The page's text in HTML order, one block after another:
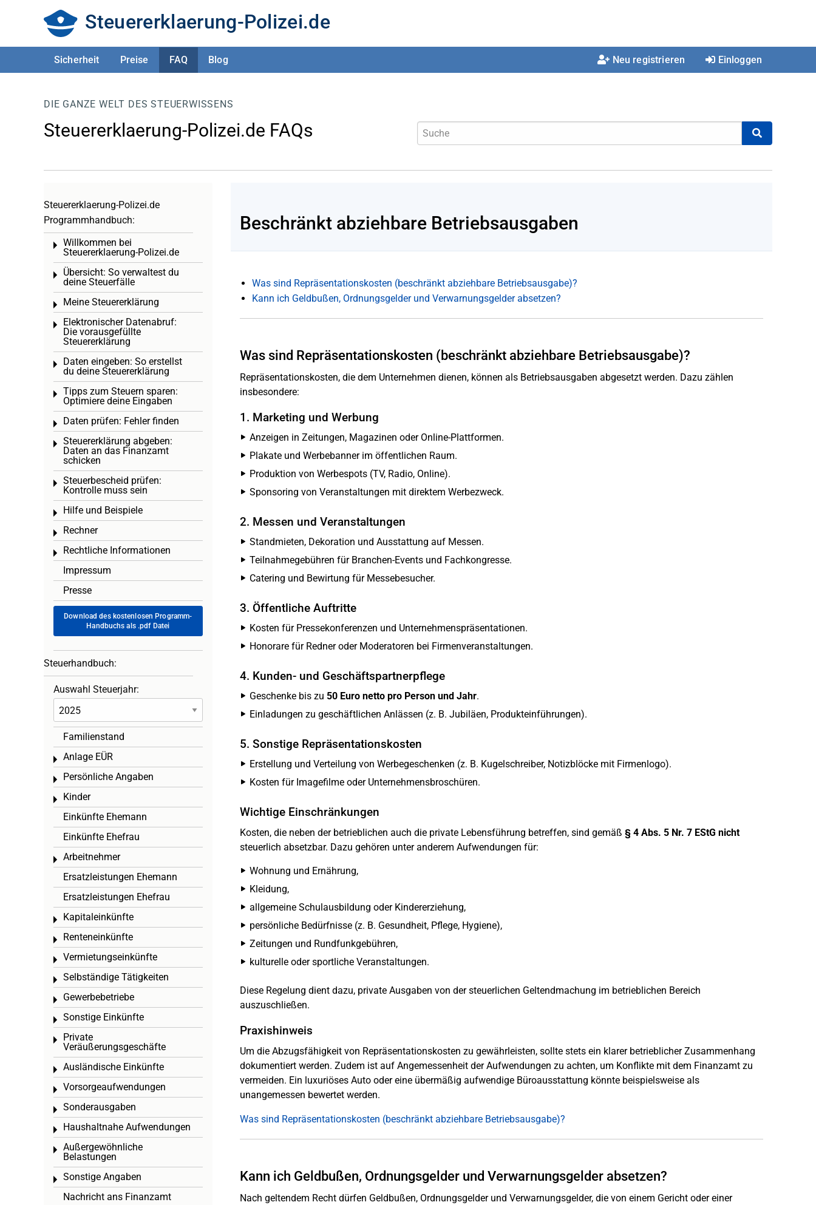
Steuererklaerung-Polizei.de
Sicherheit Preise FAQ Blog Neu registrieren Einloggen
DIE GANZE WELT DES STEUERWISSENS
Steuererklaerung-Polizei.de FAQs
Beschränkt abziehbare Betriebsausgaben
Was sind Repräsentationskosten (beschränkt abziehbare Betriebsausgabe)?
Kann ich Geldbußen, Ordnungsgelder und Verwarnungsgelder absetzen?
Was sind Repräsentationskosten (beschränkt abziehbare Betriebsausgabe)?
Repräsentationskosten, die dem Unternehmen dienen, können als Betriebsausgaben abgesetzt werden. Dazu zählen
insbesondere:
1. Marketing und Werbung
Anzeigen in Zeitungen, Magazinen oder Online-Plattformen.
Plakate und Werbebanner im öffentlichen Raum.
Produktion von Werbespots (TV, Radio, Online).
Sponsoring von Veranstaltungen mit direktem Werbezweck.
2. Messen und Veranstaltungen
Standmieten, Dekoration und Ausstattung auf Messen.
Teilnahmegebühren für Branchen-Events und Fachkongresse.
Catering und Bewirtung für Messebesucher.
3. Öffentliche Auftritte
Kosten für Pressekonferenzen und Unternehmenspräsentationen.
Honorare für Redner oder Moderatoren bei Firmenveranstaltungen.
4. Kunden- und Geschäftspartnerpflege
Geschenke bis zu 50 Euro netto pro Person und Jahr.
Einladungen zu geschäftlichen Anlässen (z. B. Jubiläen, Produkteinführungen).
5. Sonstige Repräsentationskosten
Erstellung und Verteilung von Werbegeschenken (z. B. Kugelschreiber, Notizblöcke mit Firmenlogo).
Kosten für Imagefilme oder Unternehmensbroschüren.
Wichtige Einschränkungen
Kosten, die neben der betrieblichen auch die private Lebensführung betreffen, sind gemäß § 4 Abs. 5 Nr. 7 EStG nicht
steuerlich absetzbar. Dazu gehören unter anderem Aufwendungen für:
Wohnung und Ernährung,
Kleidung,
allgemeine Schulausbildung oder Kindererziehung,
persönliche Bedürfnisse (z. B. Gesundheit, Pflege, Hygiene),
Zeitungen und Rundfunkgebühren,
kulturelle oder sportliche Veranstaltungen.
Diese Regelung dient dazu, private Ausgaben von der steuerlichen Geltendmachung im betrieblichen Bereich
auszuschließen.
Praxishinweis
Um die Abzugsfähigkeit von Repräsentationskosten zu gewährleisten, sollte stets ein klarer betrieblicher Zusammenhang
dokumentiert werden. Zudem ist auf Angemessenheit der Aufwendungen zu achten, um Konflikte mit dem Finanzamt zu
vermeiden. Ein luxuriöses Auto oder eine übermäßig aufwendige Büroausstattung könnte beispielsweise als
unangemessen bewertet werden.
Was sind Repräsentationskosten (beschränkt abziehbare Betriebsausgabe)?
Kann ich Geldbußen, Ordnungsgelder und Verwarnungsgelder absetzen?
Nach geltendem Recht dürfen Geldbußen, Ordnungsgelder und Verwarnungsgelder, die von einem Gericht oder einer
Steuererklaerung-Polizei.de
Programmhandbuch:
Willkommen bei
Steuererklaerung-Polizei.de
Toggle menu
Übersicht: So verwaltest du
deine Steuerfälle
Toggle menu
Meine Steuererklärung
Toggle menu
Elektronischer Datenabruf:
Die vorausgefüllte
Steuererklärung
Toggle menu
Daten eingeben: So erstellst
du deine Steuererklärung
Toggle menu
Tipps zum Steuern sparen:
Optimiere deine Eingaben
Toggle menu
Daten prüfen: Fehler finden
Toggle menu
Steuererklärung abgeben:
Daten an das Finanzamt
schicken
Toggle menu
Steuerbescheid prüfen:
Kontrolle muss sein
Toggle menu
Hilfe und Beispiele
Toggle menu
Rechner
Toggle menu
Rechtliche Informationen
Toggle menu
Impressum
Presse
Download des kostenlosen Programm-
Handbuchs als .pdf Datei
Steuerhandbuch:
Auswahl Steuerjahr:
Familienstand
Anlage EÜR
Toggle menu
Persönliche Angaben
Toggle menu
Kinder
Toggle menu
Einkünfte Ehemann
Einkünfte Ehefrau
Arbeitnehmer
Toggle menu
Ersatzleistungen Ehemann
Ersatzleistungen Ehefrau
Kapitaleinkünfte
Toggle menu
Renteneinkünfte
Toggle menu
Vermietungseinkünfte
Toggle menu
Selbständige Tätigkeiten
Toggle menu
Gewerbebetriebe
Toggle menu
Sonstige Einkünfte
Toggle menu
Private
Veräußerungsgeschäfte
Toggle menu
Ausländische Einkünfte
Toggle menu
Vorsorgeaufwendungen
Toggle menu
Sonderausgaben
Toggle menu
Haushaltnahe Aufwendungen
Toggle menu
Außergewöhnliche
Belastungen
Toggle menu
Sonstige Angaben
Toggle menu
Nachricht ans Finanzamt